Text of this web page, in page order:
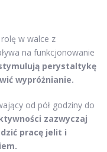
w walce z
na funkcjonowanie
perystaltykę
wypróżnianie.
od pół godziny do
zazwyczaj
pracę jelit i